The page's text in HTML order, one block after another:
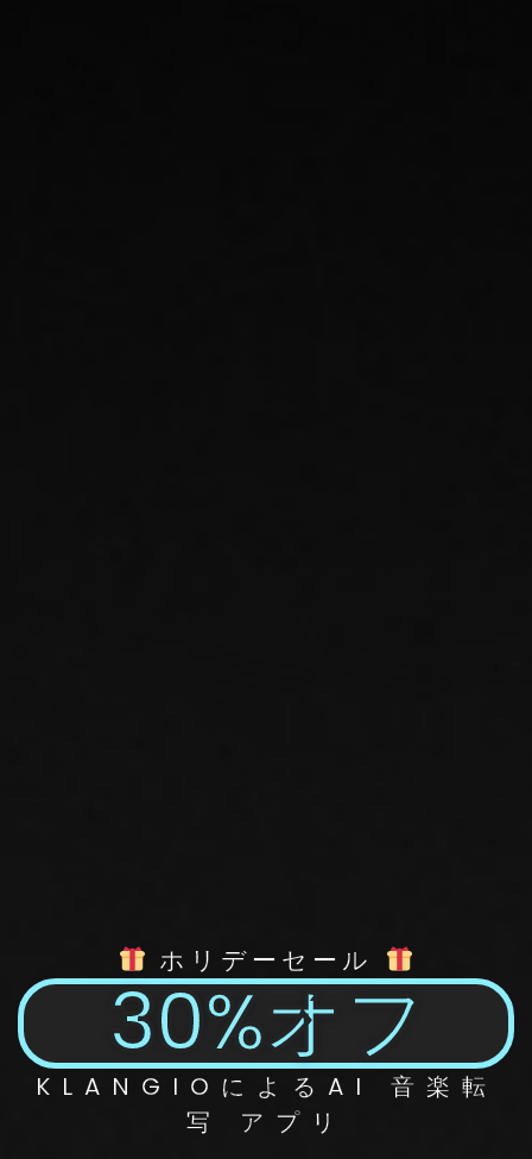
ホリデーセール
30%オフ
KLANGIOによるAI 音楽転
写
アプリ